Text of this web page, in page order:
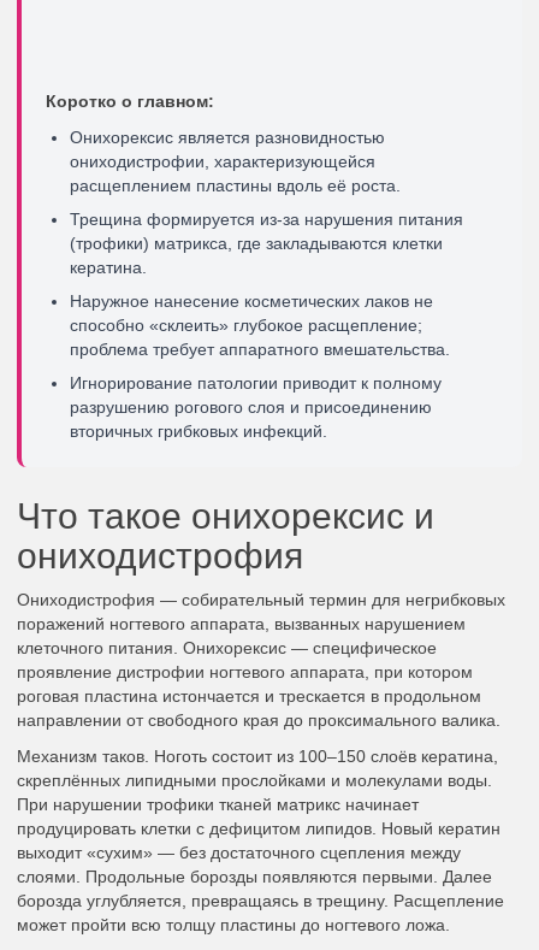
Коротко о главном:
Онихорексис является разновидностью
ониходистрофии, характеризующейся
расщеплением пластины вдоль её роста.
Трещина формируется из-за нарушения питания
(трофики) матрикса, где закладываются клетки
кератина.
Наружное нанесение косметических лаков не
способно «склеить» глубокое расщепление;
проблема требует аппаратного вмешательства.
Игнорирование патологии приводит к полному
разрушению рогового слоя и присоединению
вторичных грибковых инфекций.
Что такое онихорексис и
ониходистрофия
Ониходистрофия — собирательный термин для негрибковых
поражений ногтевого аппарата, вызванных нарушением
клеточного питания. Онихорексис — специфическое
проявление дистрофии ногтевого аппарата, при котором
роговая пластина истончается и трескается в продольном
направлении от свободного края до проксимального валика.
Механизм таков. Ноготь состоит из 100–150 слоёв кератина,
скреплённых липидными прослойками и молекулами воды.
При нарушении трофики тканей матрикс начинает
продуцировать клетки с дефицитом липидов. Новый кератин
выходит «сухим» — без достаточного сцепления между
слоями. Продольные борозды появляются первыми. Далее
борозда углубляется, превращаясь в трещину. Расщепление
может пройти всю толщу пластины до ногтевого ложа.